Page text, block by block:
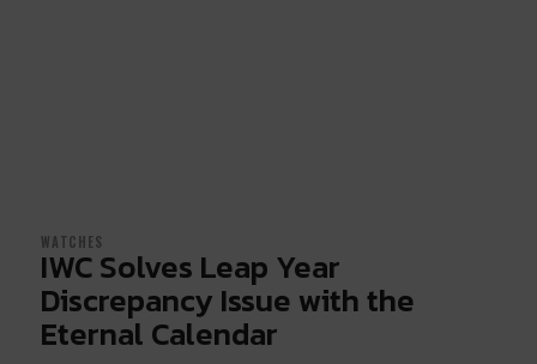
WATCHES
IWC Solves Leap Year
Discrepancy Issue with the
Eternal Calendar